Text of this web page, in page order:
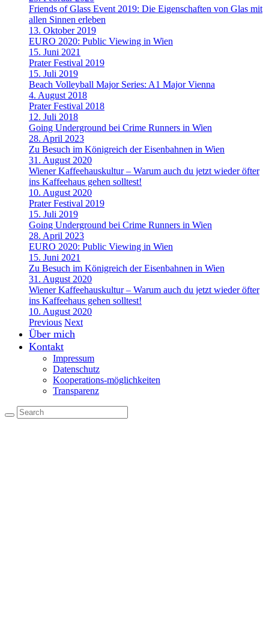
Friends of Glass Event 2019: Die Eigenschaften von Glas mit
allen Sinnen erleben
13. Oktober 2019
EURO 2020: Public Viewing in Wien
15. Juni 2021
Prater Festival 2019
15. Juli 2019
Beach Volleyball Major Series: A1 Major Vienna
4. August 2018
Prater Festival 2018
12. Juli 2018
Going Underground bei Crime Runners in Wien
28. April 2023
Zu Besuch im Königreich der Eisenbahnen in Wien
31. August 2020
Wiener Kaffeehauskultur – Warum auch du jetzt wieder öfter
ins Kaffeehaus gehen solltest!
10. August 2020
Prater Festival 2019
15. Juli 2019
Going Underground bei Crime Runners in Wien
28. April 2023
EURO 2020: Public Viewing in Wien
15. Juni 2021
Zu Besuch im Königreich der Eisenbahnen in Wien
31. August 2020
Wiener Kaffeehauskultur – Warum auch du jetzt wieder öfter
ins Kaffeehaus gehen solltest!
10. August 2020
Previous Next
Über mich
Kontakt
Impressum
Datenschutz
Kooperations-möglichkeiten
Transparenz